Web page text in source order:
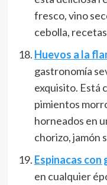
fresco, vino
cebolla,
Huevos a la
gastronomía
exquisito. Está
pimientos
horneados en
chorizo, jamón
Espinacas con
en cualquier